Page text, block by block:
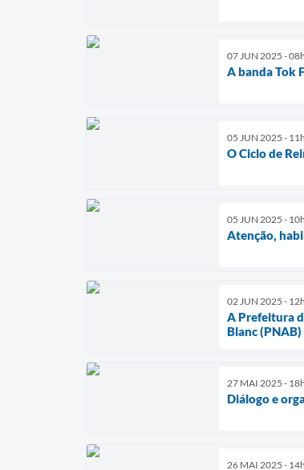
07 JUN 2025 -
A banda Tok
05 JUN 2025 -
O Ciclo de
05 JUN 2025 -
Atenção,
02 JUN 2025 -
A Prefeitura
Blanc
27 MAI 2025 -
Diálogo e
26 MAI 2025 -